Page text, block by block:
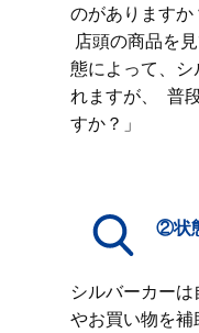
のがありますか
店頭の商品を
態によって、
れますが、 普
すか？」
②状
シルバーカー
やお買い物を